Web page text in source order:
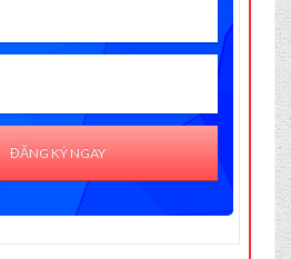
ĐĂNG KÝ NGAY